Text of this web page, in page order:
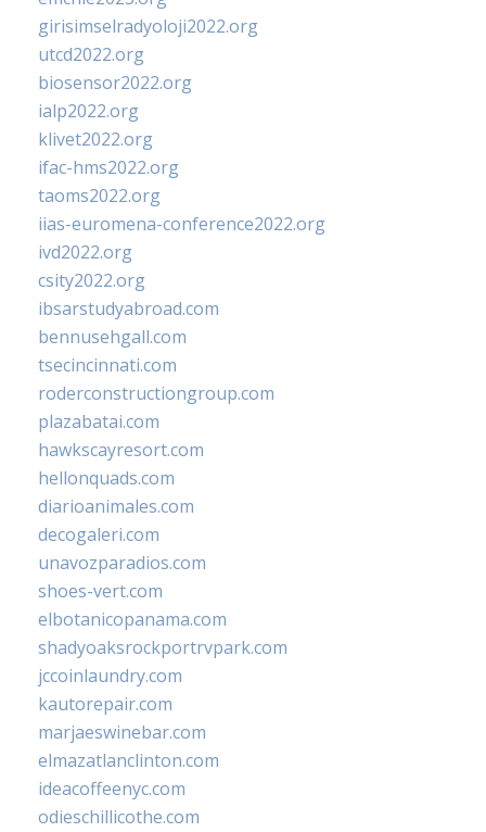
girisimselradyoloji2022.org
utcd2022.org
biosensor2022.org
ialp2022.org
klivet2022.org
ifac-hms2022.org
taoms2022.org
iias-euromena-conference2022.org
ivd2022.org
csity2022.org
ibsarstudyabroad.com
bennusehgall.com
tsecincinnati.com
roderconstructiongroup.com
plazabatai.com
hawkscayresort.com
hellonquads.com
diarioanimales.com
decogaleri.com
unavozparadios.com
shoes-vert.com
elbotanicopanama.com
shadyoaksrockportrvpark.com
jccoinlaundry.com
kautorepair.com
marjaeswinebar.com
elmazatlanclinton.com
ideacoffeenyc.com
odieschillicothe.com